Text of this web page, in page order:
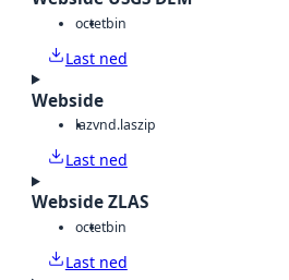
octetbin
Last ned
Webside
lazvnd.laszip
Last ned
Webside ZLAS
octetbin
Last ned